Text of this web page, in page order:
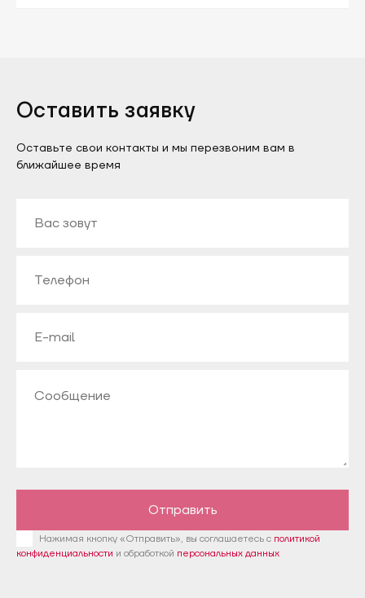
Оставить заявку
Оставьте свои контакты и мы перезвоним вам в
ближайшее время
Отправить
Нажимая кнопку «Отправить», вы соглашаетесь с политикой
конфиденциальности и обработкой персональных данных